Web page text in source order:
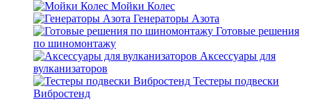
Мойки Колес
Генераторы Азота
Готовые решения
по шиномонтажу
Аксессуары для
вулканизаторов
Тестеры подвески
Вибростенд